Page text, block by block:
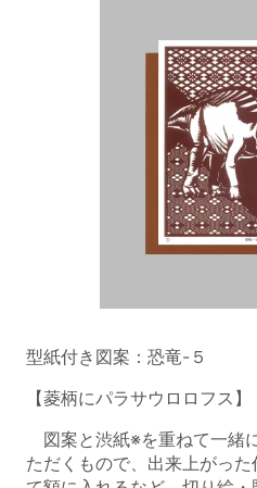
型紙付き図案：恐竜-５
【菱柄にパラサウロロフス】
図案と渋紙※を重ねて一緒
ただくもので、出来上がっ